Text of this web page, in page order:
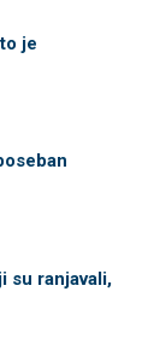
je
su ranjavali,